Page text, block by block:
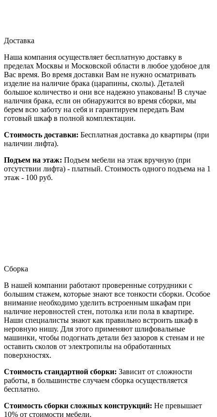
Доставка
Наша компания осуществляет бесплатную доставку в
пределах Москвы и Московской области в любое удобное для
Вас время. Во время доставки Вам не нужно осматривать
изделие на наличие брака (царапины, сколы). Деталей
большое количество и они все надежно упакованы! В случае
наличия брака, если он обнаружится во время сборки, мы
берем всю заботу на себя и гарантируем передать Вам
готовый шкаф в полной комплектации.
Стоимость доставки: Бесплатная доставка до квартиры (при
наличии лифта).
Подъем на этаж: Подъем мебели на этаж вручную (при
отсутствии лифта) - платный. Стоимость одного подъема на 1
этаж - 100 руб.
Сборка
В нашей компании работают проверенные сотрудники с
большим стажем, которые знают все тонкости сборки. Особое
внимание необходимо уделить встроенным шкафам при
наличие неровностей стен, потолка или пола в квартире.
Наши специалисты знают как правильно встроить шкаф в
неровную нишу. Для этого применяют шлифовальные
машинки, чтобы подогнать детали без зазоров к стенам и не
оставить сколов от электропилы на обработанных
поверхностях.
Стоимость стандартной сборки: Зависит от сложности
работы, в большинстве случаем сборка осуществляется
бесплатно.
Стоимость сборки сложных конструкций: Не превышает
10% от стоимости мебели.